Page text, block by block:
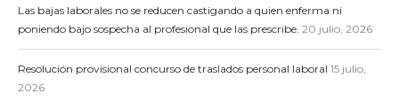
Las bajas laborales no se reducen castigando a quien enferma ni
poniendo bajo sospecha al profesional que las prescribe. 20 julio, 2026
Resolución provisional concurso de traslados personal laboral 15 julio,
2026